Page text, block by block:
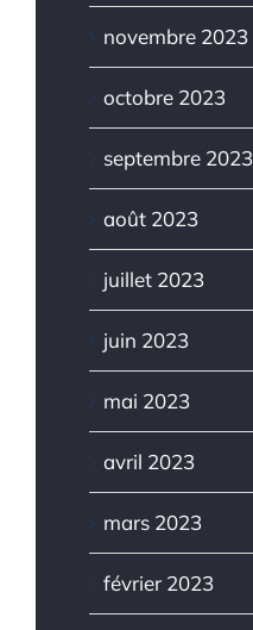
novembre 2023
octobre 2023
septembre 2023
août 2023
juillet 2023
juin 2023
mai 2023
avril 2023
mars 2023
février 2023